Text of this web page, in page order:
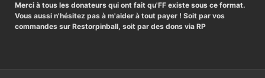
Merci à tous les donateurs qui ont fait qu'FF existe sous ce format.
Vous aussi n'hésitez pas à m'aider à tout payer ! Soit par vos
commandes sur Restorpinball, soit par des dons via RP